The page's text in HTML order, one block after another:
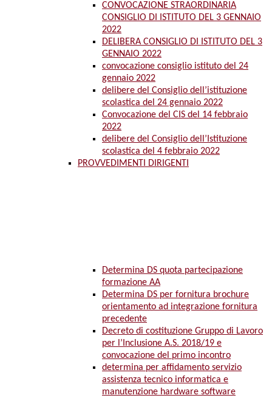
CONVOCAZIONE STRAORDINARIA
CONSIGLIO DI ISTITUTO DEL 3 GENNAIO
2022
DELIBERA CONSIGLIO DI ISTITUTO DEL 3
GENNAIO 2022
convocazione consiglio istituto del 24
gennaio 2022
delibere del Consiglio dell’istituzione
scolastica del 24 gennaio 2022
Convocazione del CIS del 14 febbraio
2022
delibere del Consiglio dell’Istituzione
scolastica del 4 febbraio 2022
PROVVEDIMENTI DIRIGENTI
Determina DS quota partecipazione
formazione AA
Determina DS per fornitura brochure
orientamento ad integrazione fornitura
precedente
Decreto di costituzione Gruppo di Lavoro
per l’Inclusione A.S. 2018/19 e
convocazione del primo incontro
determina per affidamento servizio
assistenza tecnico informatica e
manutenzione hardware software